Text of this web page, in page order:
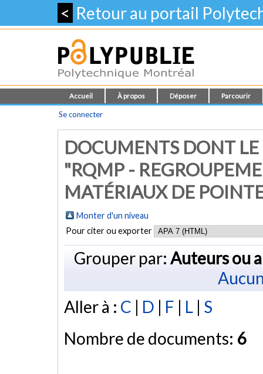
< Retour au portail
Accueil À propos Déposer Parcourir
Se connecter
DOCUMENTS DONT LE
"RQMP -
MATÉRIAUX DE
Monter d'un niveau
Pour citer ou exporter
Grouper par: Auteurs ou
Aller à : C | D | F | L | S
Nombre de documents: 6